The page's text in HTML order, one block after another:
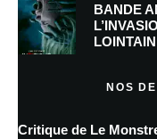
Prévenez-moi de tous les
Prévenez-moi de tous les
BANDE
NOS
Critique de Le